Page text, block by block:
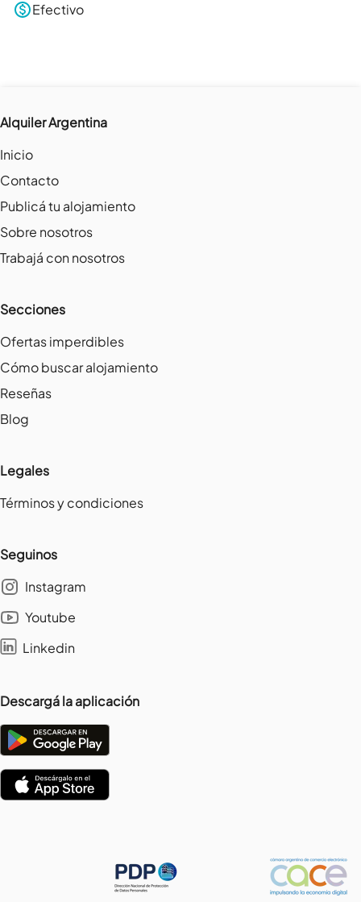
Efectivo
Alquiler Argentina
Inicio
Contacto
Publicá tu alojamiento
Sobre nosotros
Trabajá con nosotros
Secciones
Ofertas imperdibles
Cómo buscar alojamiento
Reseñas
Blog
Legales
Términos y condiciones
Seguinos
Instagram
Youtube
Linkedin
Descargá la aplicación